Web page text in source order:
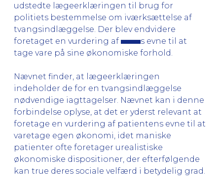
udstedte lægeerklæringen til brug for
politiets bestemmelse om iværksættelse af
tvangsindlæggelse. Der blev endvidere
foretaget en vurdering af
s evne til at
tage vare på sine økonomiske forhold.
Nævnet finder, at lægeerklæringen
indeholder de for en tvangsindlæggelse
nødvendige iagttagelser. Nævnet kan i denne
forbindelse oplyse, at det er yderst relevant at
foretage en vurdering af patientens evne til at
varetage egen økonomi, idet maniske
patienter ofte foretager urealistiske
økonomiske dispositioner, der efterfølgende
kan true deres sociale velfærd i betydelig grad.